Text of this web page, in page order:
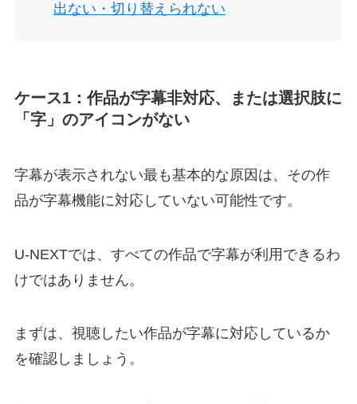
出ない・切り替えられない
ケース1：作品が字幕非対応、または選択肢に
「字」のアイコンがない
字幕が表示されない最も基本的な原因は、その作
品が字幕機能に対応していない可能性です。
U-NEXTでは、すべての作品で字幕が利用できるわ
けではありません。
まずは、視聴したい作品が字幕に対応しているか
を確認しましょう。